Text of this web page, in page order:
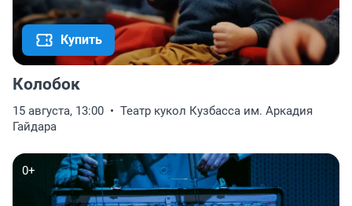
Купить
Колобок
15 августа, 13:00
Театр кукол Кузбасса им. Аркадия
Гайдара
0+